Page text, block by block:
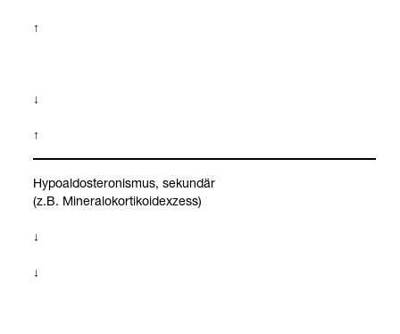
↑
↓
↑
Hypo­al­dos­te­ro­nis­mus, sekun­där
(z.B. Mine­ra­lo­kor­ti­ko­idex­zess)
↓
↓